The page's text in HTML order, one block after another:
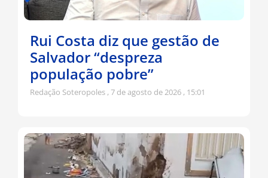
Rui Costa diz que gestão de
Salvador “despreza
população pobre”
Redação Soteropoles 7 de agosto de 2026 15:01